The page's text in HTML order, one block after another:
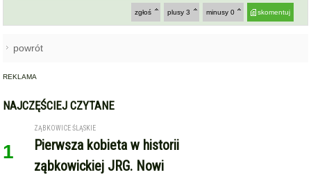
skomentuj
minusy 0
plusy 3
zgłoś
powrót
REKLAMA
NAJCZĘŚCIEJ CZYTANE
1
ZĄBKOWICE ŚLĄSKIE
Pierwsza kobieta w historii
ząbkowickiej JRG. Nowi